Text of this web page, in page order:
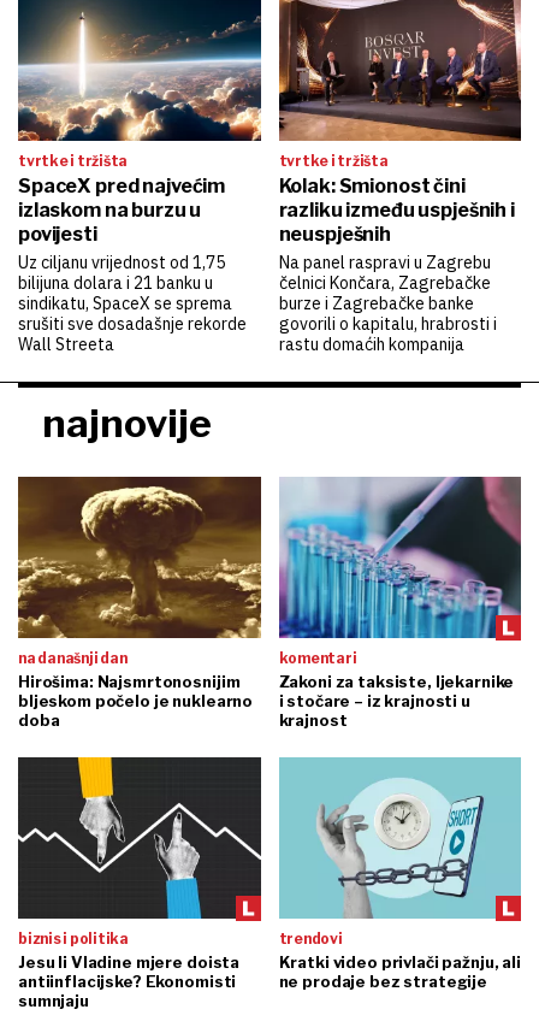
tvrtke i tržišta
SpaceX pred najvećim
izlaskom na burzu u
povijesti
Uz ciljanu vrijednost od 1,75
bilijuna dolara i 21 banku u
sindikatu, SpaceX se sprema
srušiti sve dosadašnje rekorde
Wall Streeta
tvrtke i tržišta
Kolak: Smionost čini
razliku između uspješnih i
neuspješnih
Na panel raspravi u Zagrebu
čelnici Končara, Zagrebačke
burze i Zagrebačke banke
govorili o kapitalu, hrabrosti i
rastu domaćih kompanija
najnovije
na današnji dan
Hirošima: Najsmrtonosnijim
bljeskom počelo je nuklearno
doba
komentari
Zakoni za taksiste, ljekarnike
i stočare – iz krajnosti u
krajnost
biznis i politika
Jesu li Vladine mjere doista
antiinflacijske? Ekonomisti
sumnjaju
trendovi
Kratki video privlači pažnju, ali
ne prodaje bez strategije